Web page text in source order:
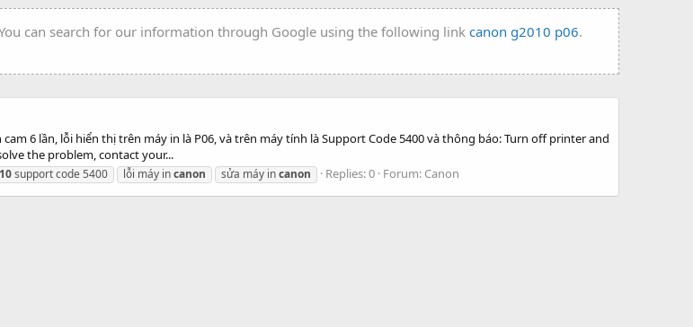
can search for our information through Google using the following link canon g2010 p06.
6 lần, lỗi hiển thị trên máy in là P06, và trên máy tính là Support Code 5400 và thông báo: Turn off printer and
the problem, contact your...
support code 5400 lỗi máy incanon sửa máy incanon Replies: 0 Forum: Canon